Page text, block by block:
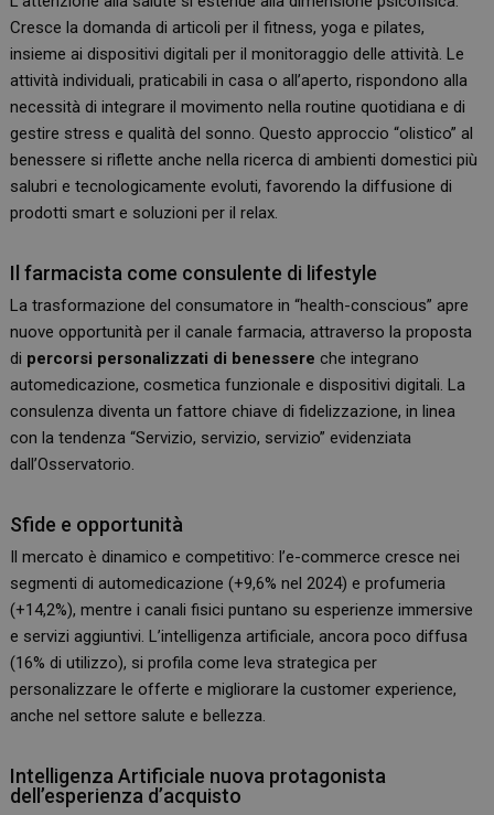
Cresce la domanda di articoli per il fitness, yoga e pilates,
insieme ai dispositivi digitali per il monitoraggio delle attività. Le
attività individuali, praticabili in casa o all’aperto, rispondono alla
necessità di integrare il movimento nella routine quotidiana e di
gestire stress e qualità del sonno. Questo approccio “olistico” al
benessere si riflette anche nella ricerca di ambienti domestici più
salubri e tecnologicamente evoluti, favorendo la diffusione di
prodotti smart e soluzioni per il relax.
Il farmacista come consulente di lifestyle
La trasformazione del consumatore in “health-conscious” apre
nuove opportunità per il canale farmacia, attraverso la proposta
di percorsi personalizzati di benessere che integrano
automedicazione, cosmetica funzionale e dispositivi digitali. La
consulenza diventa un fattore chiave di fidelizzazione, in linea
con la tendenza “Servizio, servizio, servizio” evidenziata
dall’Osservatorio.
Sfide e opportunità
Il mercato è dinamico e competitivo: l’e-commerce cresce nei
segmenti di automedicazione (+9,6% nel 2024) e profumeria
(+14,2%), mentre i canali fisici puntano su esperienze immersive
e servizi aggiuntivi. L’intelligenza artificiale, ancora poco diffusa
(16% di utilizzo), si profila come leva strategica per
personalizzare le offerte e migliorare la customer experience,
anche nel settore salute e bellezza.
Intelligenza Artificiale nuova protagonista
dell’esperienza d’acquisto